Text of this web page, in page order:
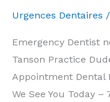
Fériés
|
Cabinet
Arnould-
Tanson
Urgences Dentaires /
Emergency Dentist
Tanson Practice
Appointment Dental
We See You Today